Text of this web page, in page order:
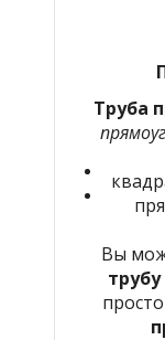
Труба
Вы
трубу